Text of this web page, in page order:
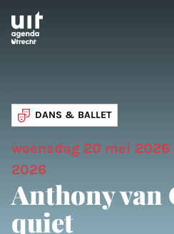
Skip to main content
DANS & BALLET
woensdag 20 mei
2026
Anthony van
quiet